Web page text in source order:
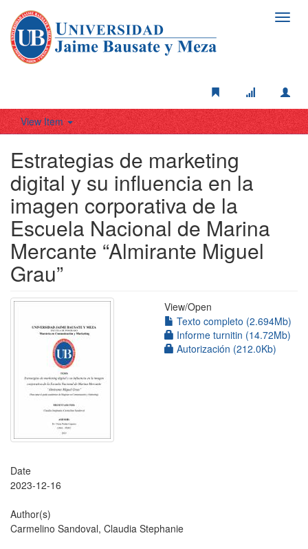
View Item
Estrategias de marketing
digital y su influencia en la
imagen corporativa de la
Escuela Nacional de Marina
Mercante “Almirante Miguel
Grau”
View/Open
Texto completo (2.694Mb)
Informe turnitin (14.72Mb)
Autorización (212.0Kb)
Date
2023-12-16
Author(s)
Carmelino Sandoval, Claudia Stephanie